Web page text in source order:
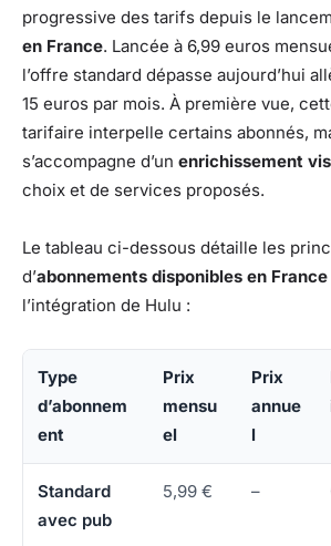
progressive des tarifs depuis le
en France. Lancée à 6,99 euros
l’offre standard dépasse aujourd’hui
15 euros par mois. À première vue,
tarifaire interpelle certains abonnés,
s’accompagne d’un enrichissement
choix et de services proposés.
Le tableau ci-dessous détaille les
d’abonnements disponibles en France
l’intégration de Hulu :
Type
d’abonnem
ent
Prix
mensu
el
Prix
annue
l
Standard
avec pub
5,99 € –